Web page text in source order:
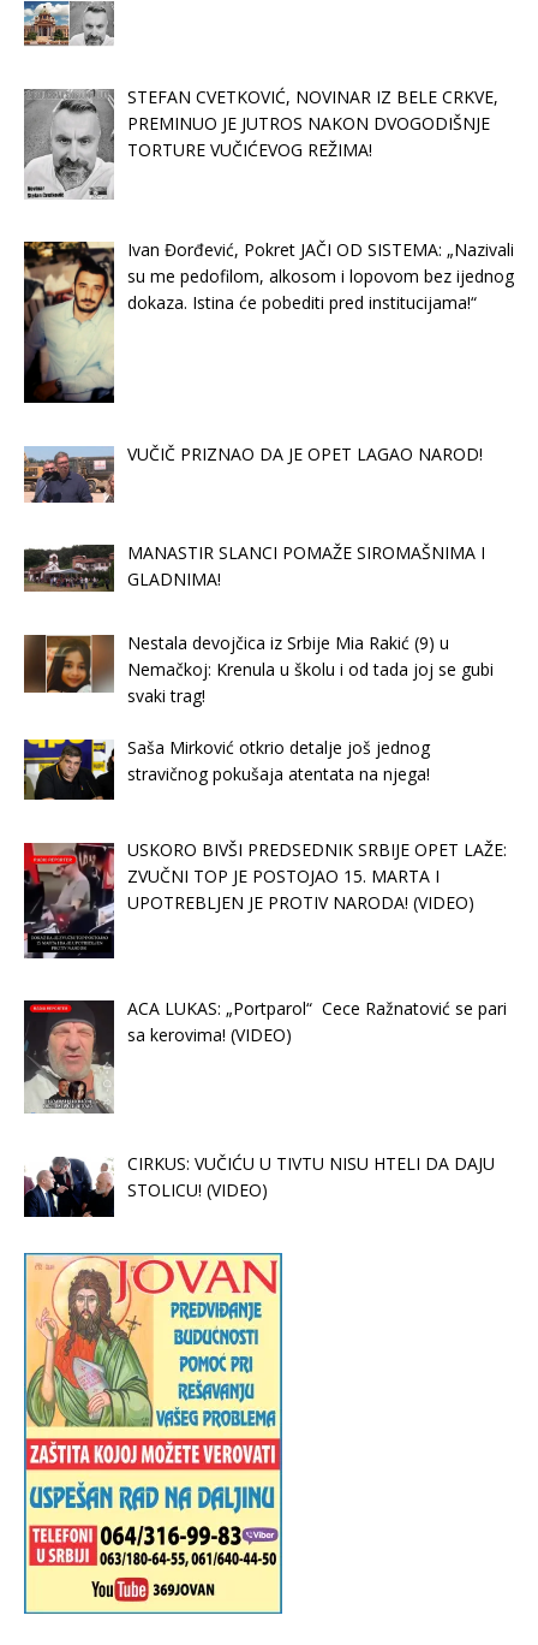
STEFAN CVETKOVIĆ, NOVINAR IZ BELE CRKVE,
PREMINUO JE JUTROS NAKON DVOGODIŠNJE
TORTURE VUČIĆEVOG REŽIMA!
Ivan Đorđević, Pokret JAČI OD SISTEMA: „Nazivali
su me pedofilom, alkosom i lopovom bez ijednog
dokaza. Istina će pobediti pred institucijama!“
VUČIČ PRIZNAO DA JE OPET LAGAO NAROD!
MANASTIR SLANCI POMAŽE SIROMAŠNIMA I
GLADNIMA!
Nestala devojčica iz Srbije Mia Rakić (9) u
Nemačkoj: Krenula u školu i od tada joj se gubi
svaki trag!
Saša Mirković otkrio detalje još jednog
stravičnog pokušaja atentata na njega!
USKORO BIVŠI PREDSEDNIK SRBIJE OPET LAŽE:
ZVUČNI TOP JE POSTOJAO 15. MARTA I
UPOTREBLJEN JE PROTIV NARODA! (VIDEO)
ACA LUKAS: „Portparol“ Cece Ražnatović se pari
sa kerovima! (VIDEO)
CIRKUS: VUČIĆU U TIVTU NISU HTELI DA DAJU
STOLICU! (VIDEO)